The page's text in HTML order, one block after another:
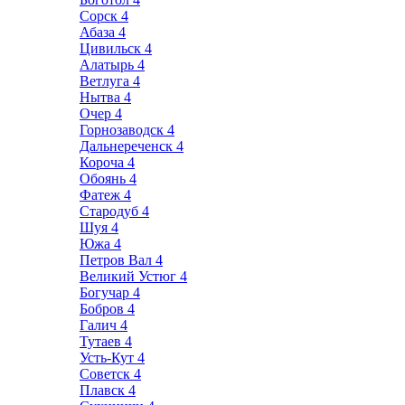
Сорск 4
Абаза 4
Цивильск 4
Алатырь 4
Ветлуга 4
Нытва 4
Очер 4
Горнозаводск 4
Дальнереченск 4
Короча 4
Обоянь 4
Фатеж 4
Стародуб 4
Шуя 4
Южа 4
Петров Вал 4
Великий Устюг 4
Богучар 4
Бобров 4
Галич 4
Тутаев 4
Усть-Кут 4
Советск 4
Плавск 4